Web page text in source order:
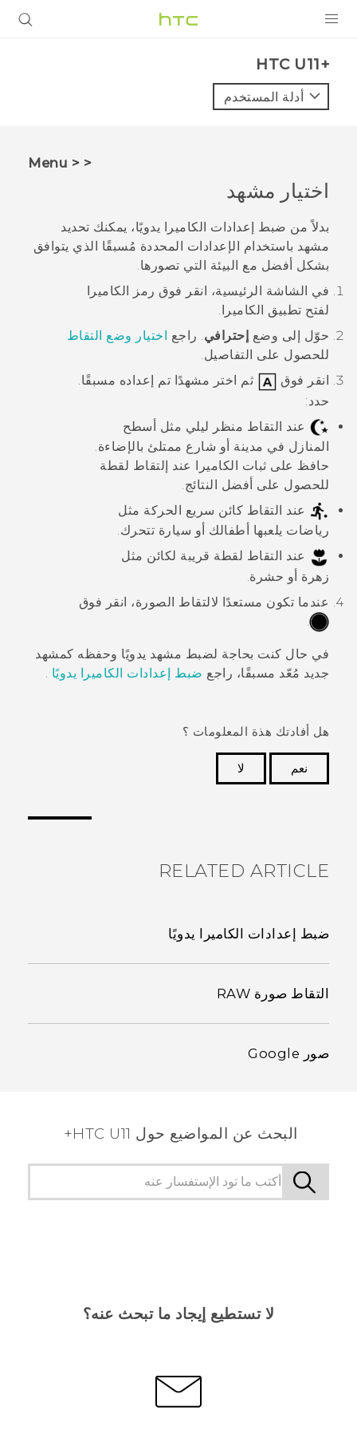
VIVE
VIVERSE
البرامج + التطبيقات
الدعم
أجهزة HTC والملحقات
HTC U11+‎
أدلة المستخدم
< < Menu
اختيار مشهد
بدلاً من ضبط إعدادات الكاميرا يدويًا، يمكنك تحديد
مشهد باستخدام الإعدادات المحددة مُسبقًا الذي يتوافق
بشكل أفضل مع البيئة التي تصورها.
في الشاشة
الرئيسية، انقر فوق رمز الكاميرا
لفتح تطبيق الكاميرا .
حوّل إلى وضع إحترافي. راجع
اختيار وضع التقاط
للحصول على التفاصيل.
انقر فوق
ثم اختر مشهدًا تم إعداده مسبقًا.
حدد:
عند التقاط منظر ليلي مثل أسطح
المنازل في مدينة أو شارع ممتلئ بالإضاءة.
حافظ على ثبات الكاميرا عند إلتقاط لقطة
للحصول على أفضل النتائج.
عند التقاط كائن سريع الحركة مثل
رياضات يلعبها أطفالك أو سيارة تتحرك.
عند التقاط لقطة قريبة لكائن مثل
زهرة أو حشرة.
عندما تكون مستعدًا لالتقاط الصورة، انقر فوق
في حال كنت بحاجة لضبط مشهد يدويًا وحفظه كمشهد
جديد مُعّد مسبقًا، راجع ضبط إعدادات الكاميرا يدويًا .
هل أفادتك هذة المعلومات ؟
نعم
لا
RELATED ARTICLE
ضبط إعدادات الكاميرا يدويًا
التقاط صورة RAW
صور Google
البحث عن المواضيع حول HTC U11+
لا تستطيع إيجاد ما تبحث عنه؟